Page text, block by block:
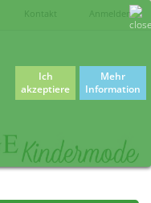
Anmelden
Kontakt
Ich
akzeptiere
Mehr
Information